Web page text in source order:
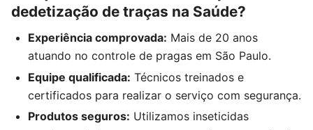
dedetização de traças na Saúde?
Experiência comprovada: Mais de 20 anos
atuando no controle de pragas em São Paulo.
Equipe qualificada: Técnicos treinados e
certificados para realizar o serviço com segurança.
Produtos seguros: Utilizamos inseticidas